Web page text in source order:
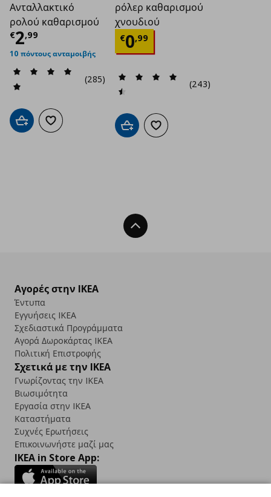
Ανταλλακτικό
ρολού καθαρισμού
€2,99
Τρέχουσα τιμή€ 2,99
10 πόντους ανταμοιβής
(285)
Προσθήκη στο καλάθι
Προσθήκη στα αγαπημένα
ρόλερ καθαρισμού
χνουδιού
€0,99
Τρέχουσα τιμή
(243)
Προσθήκη στο καλάθι
Προσθήκη στα αγαπημένα
Back To Top
Αγορές στην IKEA
Έντυπα
Εγγυήσεις IKEA
Σχεδιαστικά Προγράμματα
Αγορά Δωρoκάρτας IKEA
Πολιτική Επιστροφής
Σχετικά με την IKEA
Γνωρίζοντας την IKEA
Βιωσιμότητα
Εργασία στην IKEA
Καταστήματα
Συχνές Ερωτήσεις
Επικοινωνήστε μαζί μας
IKEA in Store App: